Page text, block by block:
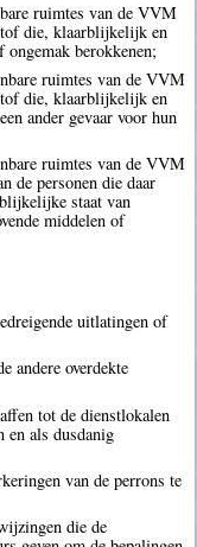
ruimtes van de VVM
die, klaarblijkelijk en
berokkenen;
ruimtes van de VVM
die, klaarblijkelijk en
ander gevaar voor hun
ruimtes van de VVM
de personen die daar
staat van
middelen of
uitlatingen of
andere overdekte
tot de dienstlokalen
en als dusdanig
van de perrons te
die de